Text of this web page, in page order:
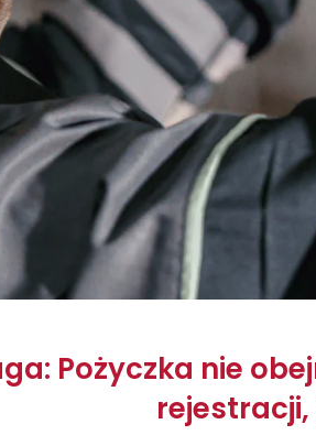
Pożyczka nie